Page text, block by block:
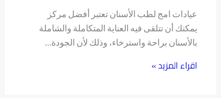
عيادات امج لطب الأسنان تعتبر أفضل مركز
يمكنك أن تتلقى فيه العناية المتكاملة والشاملة
بالأسنان براحة واسترخاء، وذلك لأن الجودة…
اقراء المزيد »